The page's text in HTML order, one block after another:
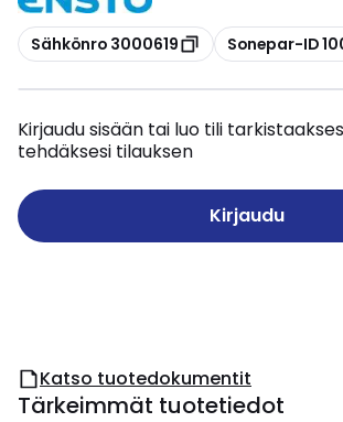
Kopioi
Sähkönro 3000619 Kopioi
Sonepar-ID
Kirjaudu sisään tai luo tili
tehdäksesi tilauksen
Kirjaudu
Katso tuotedokumentit
Tärkeimmät tuotetiedot